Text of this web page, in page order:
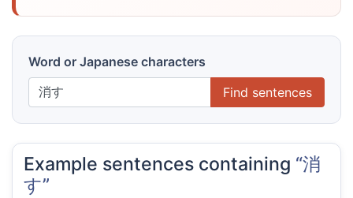
Word or Japanese characters
Find sentences
Example sentences containing “消
す”